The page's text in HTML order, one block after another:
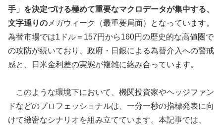
手」を決定づける極めて重要なマクロデータが集中する、
文字通りの メガウィーク（最重要局面）となっています。
為替市場では1ドル＝157円から160円の歴史的な高値圏で
の攻防が続いており、政府・日銀による為替介入への警戒
感と、日米金利差の実態が複雑に絡み合っています。
このような環境下において、機関投資家やヘッジファン
ドなどのプロフェッショナルは、一分一秒の指標発表に向
けて緻密なシナリオを組み立てています。本記事では、